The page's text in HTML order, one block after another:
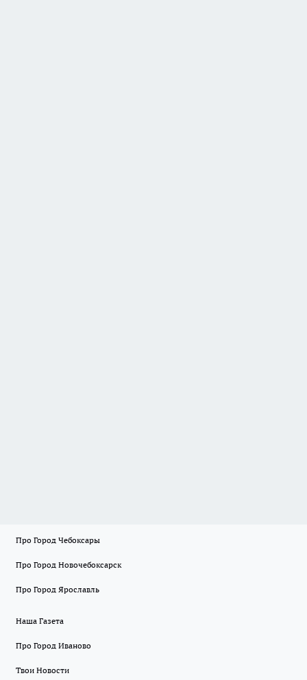
Про Город Чебоксары
Про Город Новочебоксарск
Про Город Ярославль
Наша Газета
Про Город Иваново
Твои Новости